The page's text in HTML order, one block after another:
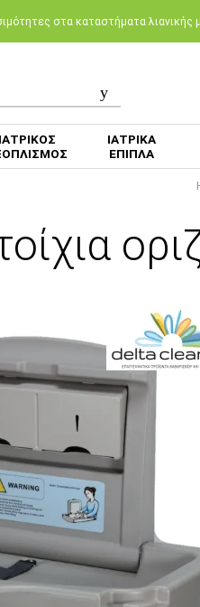
στα καταστήματα
ΙΑΤΡΙΚΟΣ
ΙΑΤΡΙΚΑ
ΕΠΙΠΛΑ